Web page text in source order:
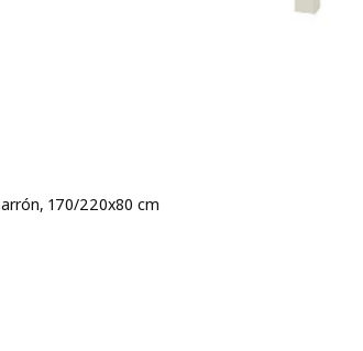
170/220x80 cm